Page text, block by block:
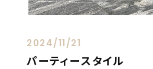
2024/11/21
パーティースタイル